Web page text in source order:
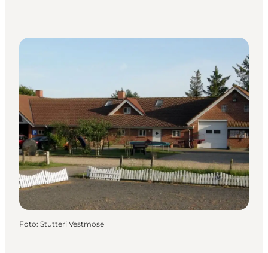
Foto: Stutteri Vestmose